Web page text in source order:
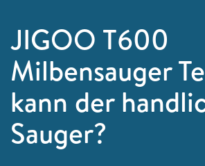
JIGOO T600
Milbensauger
kann der
Sauger?